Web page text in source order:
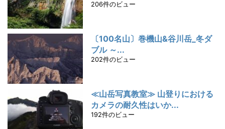
206件のビュー
〔100名山〕巻機山&谷川岳_冬ダ
ブル ～...
202件のビュー
≪山岳写真教室≫ 山登りにおける
カメラの耐久性はいか...
192件のビュー